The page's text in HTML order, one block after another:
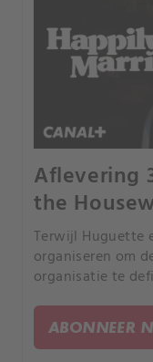
Aflevering
the
Terwijl Huguette
organiseren om
organisatie te
ABONNEER